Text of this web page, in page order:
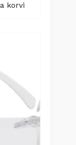
korvi